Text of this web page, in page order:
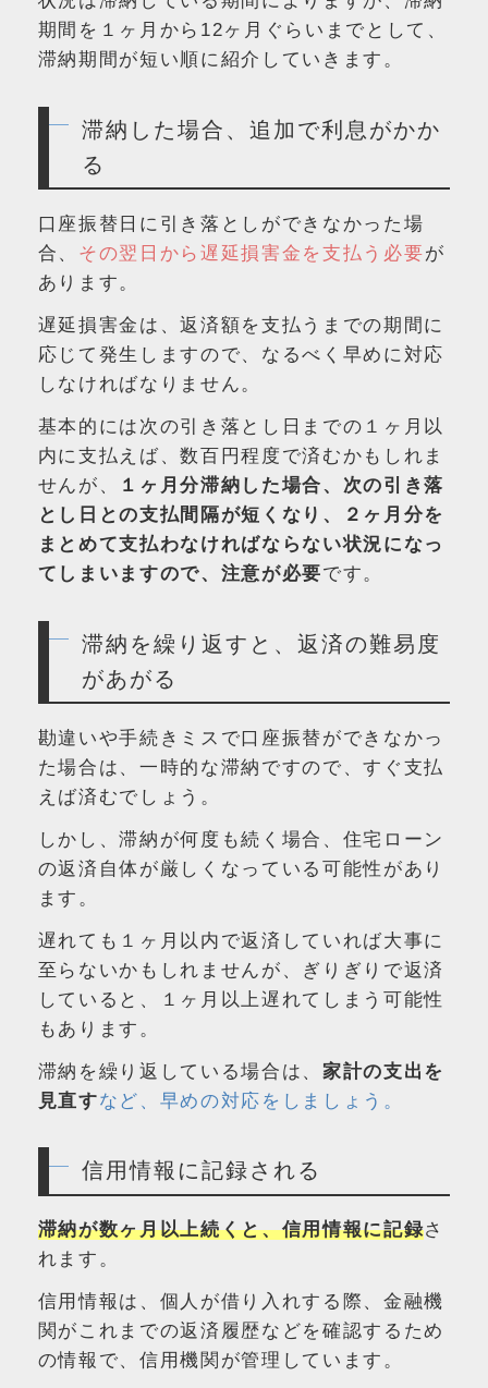
期間を１ヶ月から12ヶ月ぐらいまでとして、
滞納期間が短い順に紹介していきます。
滞納した場合、追加で利息がかか
る
口座振替日に引き落としができなかった場
合、 その翌日から遅延損害金を支払う必要が
あります。
遅延損害金は、返済額を支払うまでの期間に
応じて発生しますので、なるべく早めに対応
しなければなりません。
基本的には次の引き落とし日までの１ヶ月以
内に支払えば、数百円程度で済むかもしれま
せんが、
１ヶ月分滞納した場合、次の引き落
とし日との支払間隔が短くなり、２ヶ月分を
まとめて支払わなければならない状況になっ
てしまいますので、注意が必要です。
滞納を繰り返すと、返済の難易度
があがる
勘違いや手続きミスで口座振替ができなかっ
た場合は、一時的な滞納ですので、すぐ支払
えば済むでしょう。
しかし、滞納が何度も続く場合、住宅ローン
の返済自体が厳しくなっている可能性があり
ます。
遅れても１ヶ月以内で返済していれば大事に
至らないかもしれませんが、ぎりぎりで返済
していると、１ヶ月以上遅れてしまう可能性
もあります。
滞納を繰り返している場合は、家計の支出を
見直すなど、早めの対応をしましょう。
信用情報に記録される
滞納が数ヶ月以上続くと、信用情報に記録さ
れます。
信用情報は、個人が借り入れする際、金融機
関がこれまでの返済履歴などを確認するため
の情報で、信用機関が管理しています。